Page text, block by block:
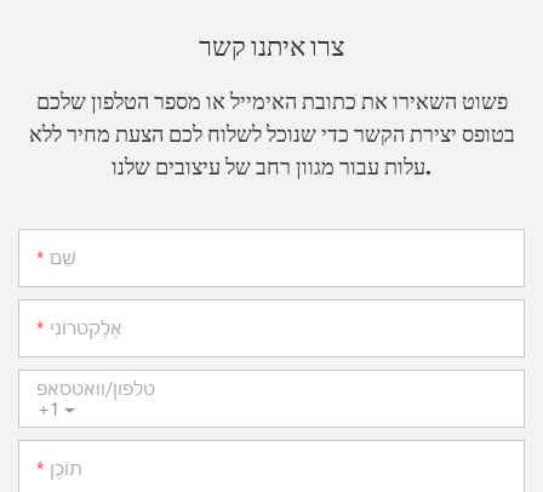
צרו איתנו קשר
פשוט השאירו את כתובת האימייל או מספר הטלפון שלכם
בטופס יצירת הקשר כדי שנוכל לשלוח לכם הצעת מחיר ללא
עלות עבור מגוון רחב של עיצובים שלנו.
שֵׁם
אֶלֶקטרוֹנִי
+1
טלפון/וואטסאפ
תוֹכֶן